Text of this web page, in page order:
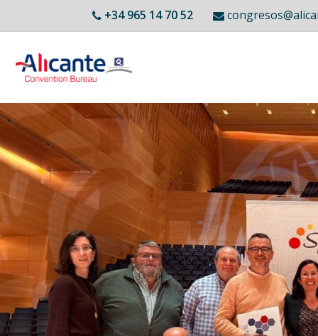
+34 965 14 70 52
Main
navigation
Inici
ACB
Membres
Llocs Singulars
Agenda